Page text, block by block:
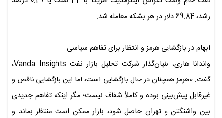
رشد، 69.84 دلار در هر بشکه معامله شد.
ابهام در بازگشایی هرمز و انتظار برای تفاهم سیاسی
واندانا هاری، بنیان‌گذار شرکت تحلیل بازار نفت Vanda Insights،
گفت: «هرمز همچنان در حال بازگشایی است، اما این بازگشایی ناقص و
غیرقابل پیش‌بینی بوده و کاملاً شفاف نیست؛ مگر اینکه تفاهم جدیدی
بین واشنگتن و تهران حاصل شود، بازار ممکن است منتظر بماند و